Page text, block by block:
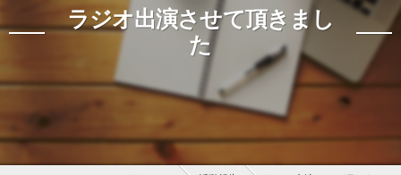
ラジオ出演させて頂きまし
た